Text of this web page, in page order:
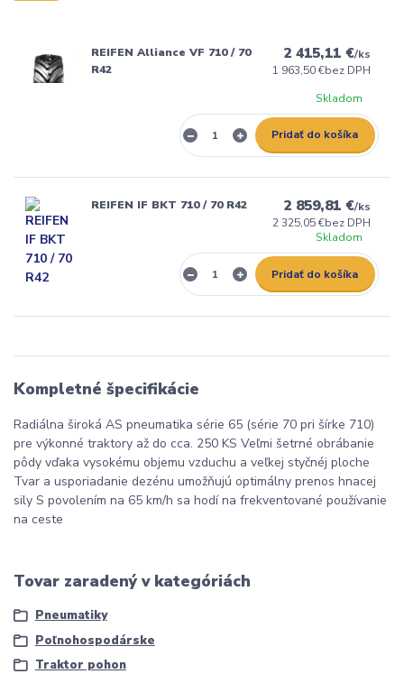
REIFEN Alliance VF 710 / 70
R42
2 415,11 €/ks
1 963,50 €bez DPH
Skladom
Pridať do košíka
REIFEN IF BKT 710 / 70 R42 2 859,81 €/ks
2 325,05 €bez DPH
Skladom
Pridať do košíka
Kompletné špecifikácie
Radiálna široká AS pneumatika série 65 (série 70 pri šírke 710)
pre výkonné traktory až do cca. 250 KS Veľmi šetrné obrábanie
pôdy vďaka vysokému objemu vzduchu a veľkej styčnéj ploche
Tvar a usporiadanie dezénu umožňujú optimálny prenos hnacej
sily S povolením na 65 km/h sa hodí na frekventované používanie
na ceste
Tovar zaradený v kategóriách
Pneumatiky
Poľnohospodárske
Traktor pohon